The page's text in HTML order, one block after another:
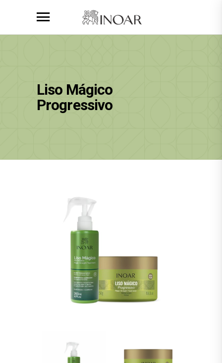
Liso Mágico
Progressivo